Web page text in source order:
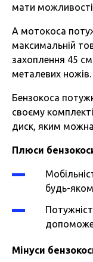
мати
А мотокоса
максимальній
захоплення 45
металевих ножів.
Бензокоса
своєму
диск, яким
Плюси
будь-
допоможе
Мінуси